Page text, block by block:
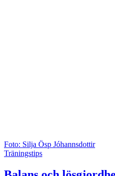
Foto: Silja Ösp Jóhannsdottir
Träningstips